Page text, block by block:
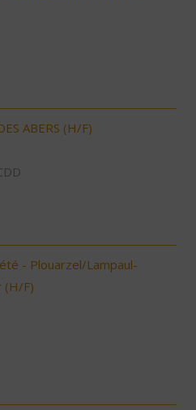
ABERS (H/F)
- Plouarzel/Lampaul-
(H/F)